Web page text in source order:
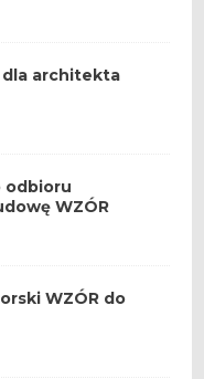
dla architekta
odbioru
WZÓR
WZÓR do